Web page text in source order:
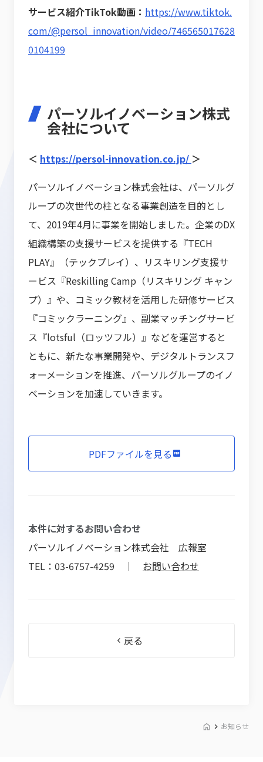
サービス紹介TikTok動画： https://www.tiktok.
com/@persol_innovation/video/746565017628
0104199
パーソルイノベーション株式
会社について
＜ https://persol-innovation.co.jp/ ＞
パーソルイノベーション株式会社は、パーソルグ
ループの次世代の柱となる事業創造を目的とし
て、2019年4月に事業を開始しました。企業のDX
組織構築の支援サービスを提供する『TECH
PLAY』（テックプレイ）、リスキリング支援サ
ービス『Reskilling Camp（リスキリング キャン
プ）』や、コミック教材を活用した研修サービス
『コミックラーニング』、副業マッチングサービ
ス『lotsful（ロッツフル）』などを運営すると
ともに、新たな事業開発や、デジタルトランスフ
ォーメーションを推進、パーソルグループのイノ
ベーションを加速していきます。
PDFファイルを見る
本件に対するお問い合わせ
パーソルイノベーション株式会社 広報室
TEL：03-6757-4259 ｜ お問い合わせ
戻る
お知らせ